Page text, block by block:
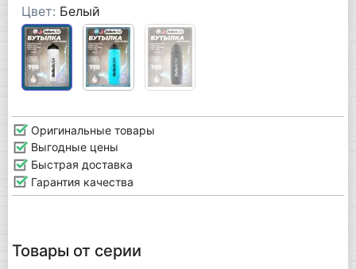
Цвет: Белый
Оригинальные товары
Выгодные цены
Быстрая доставка
Гарантия качества
Товары от серии